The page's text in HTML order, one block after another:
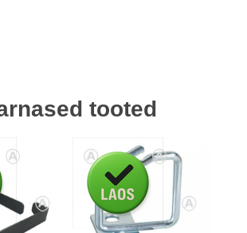
tooted